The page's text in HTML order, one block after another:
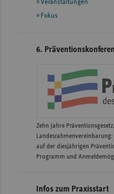
Veranstaltungen
Fokus
6.
Zehn Jahre
Landesrahmenvereinbarung:
auf der diesjährigen
Programm und
Infos zum Praxisstart